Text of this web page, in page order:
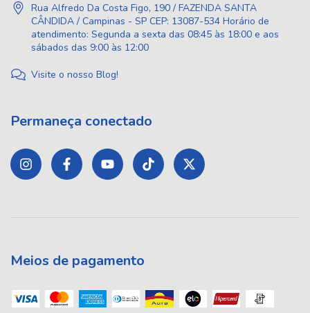
Rua Alfredo Da Costa Figo, 190 / FAZENDA SANTA
CÂNDIDA / Campinas - SP CEP: 13087-534 Horário de
atendimento: Segunda a sexta das 08:45 às 18:00 e aos
sábados das 9:00 às 12:00
Visite o nosso Blog!
Permaneça conectado
Meios de pagamento